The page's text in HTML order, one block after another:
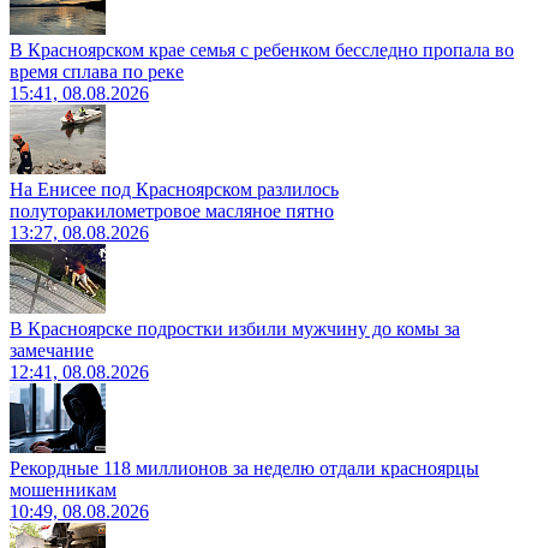
В Красноярском крае семья с ребенком бесследно пропала во
время сплава по реке
15:41, 08.08.2026
На Енисее под Красноярском разлилось
полуторакилометровое масляное пятно
13:27, 08.08.2026
В Красноярске подростки избили мужчину до комы за
замечание
12:41, 08.08.2026
Рекордные 118 миллионов за неделю отдали красноярцы
мошенникам
10:49, 08.08.2026